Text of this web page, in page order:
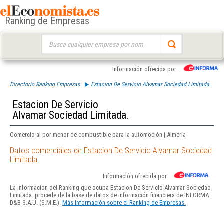
Ranking de Empresas
Información ofrecida por
Directorio Ranking Empresas Estacion De Servicio Alvamar Sociedad Limitada.
Estacion De Servicio
Alvamar Sociedad Limitada.
Comercio al por menor de combustible para la automoción | Almería
Datos comerciales de Estacion De Servicio Alvamar Sociedad
Limitada.
Información ofrecida por
La información del Ranking que ocupa Estacion De Servicio Alvamar Sociedad
Limitada. procede de la base de datos de información financiera de INFORMA
D&B S.A.U. (S.M.E.). Más información sobre el Ranking de Empresas.